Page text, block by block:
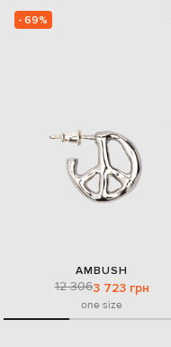
- 69%
AMBUSH
12 3063 723 грн
one size